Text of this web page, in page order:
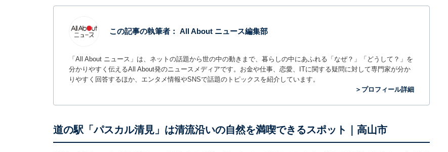
この記事の執筆者： All About ニュース編集部
「All About ニュース」は、ネットの話題から世の中の動きまで、暮らしの中にあふれる「なぜ？」「どうして？」を
分かりやすく伝えるAll About発のニュースメディアです。お金や仕事、恋愛、ITに関する疑問に対して専門家が分か
りやすく回答するほか、エンタメ情報やSNSで話題のトピックスを紹介しています。
＞プロフィール詳細
道の駅「パスカル清見」は清流沿いの自然を満喫できるスポット｜高山市